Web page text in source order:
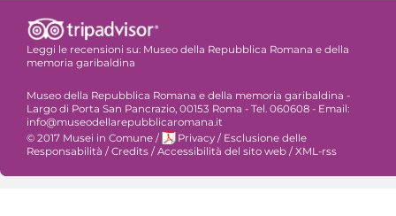
Leggi le recensioni su: Museo della Repubblica Romana e della
memoria garibaldina
Museo della Repubblica Romana e della memoria garibaldina -
Largo di Porta San Pancrazio, 00153 Roma - Tel. 060608 - Email:
info@museodellarepubblicaromana.it
© 2017 Musei in Comune / Privacy / Esclusione delle
Responsabilità /Credits /Accessibilità del sito web /XML-rss